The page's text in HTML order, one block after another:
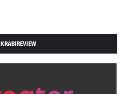
KRABIREVIEW